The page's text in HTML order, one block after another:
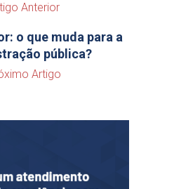
Anterior
o que muda para a
pública?
Artigo